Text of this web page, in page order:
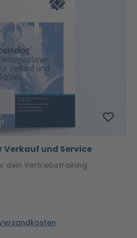
und Service
dein Vertriebstraining